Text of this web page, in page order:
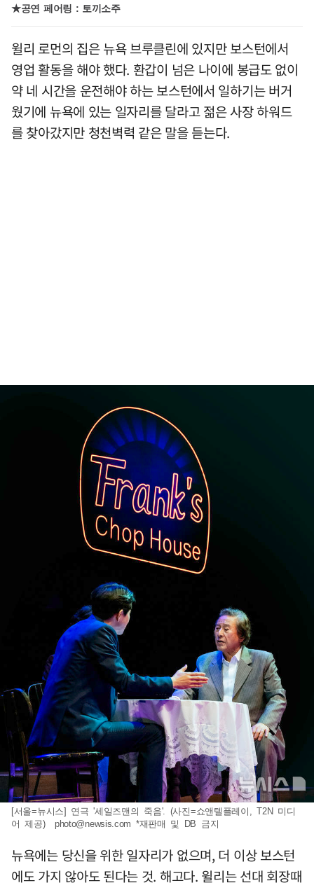
★공연 페어링 : 토끼소주
윌리 로먼의 집은 뉴욕 브루클린에 있지만 보스턴에서
영업 활동을 해야 했다. 환갑이 넘은 나이에 봉급도 없이
약 네 시간을 운전해야 하는 보스턴에서 일하기는 버거
웠기에 뉴욕에 있는 일자리를 달라고 젊은 사장 하워드
를 찾아갔지만 청천벽력 같은 말을 듣는다.
[서울=뉴시스] 연극 '세일즈맨의 죽음'. (사진=쇼앤텔플레이, T2N 미디
어 제공) photo@newsis.com *재판매 및 DB 금지
뉴욕에는 당신을 위한 일자리가 없으며, 더 이상 보스턴
에도 가지 않아도 된다는 것. 해고다. 윌리는 선대 회장때